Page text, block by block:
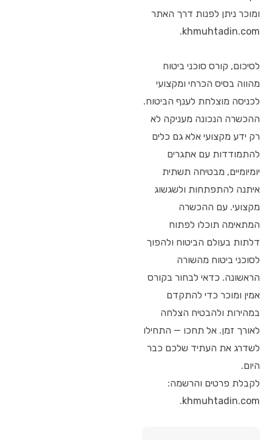
ומוכר ניתן לפנות דרך האתר
khmuhtadin.com.
לסיכום, קורס סוכני ביטוח
מהווה בסיס הכרחי ומקצועי
לכניסה מוצלחת לענף הביטוח.
ההכשרה הנכונה מעניקה לא
רק ידע מקצועי אלא גם כלים
להתמודדות עם אתגרים
יומיומיים, מבטיחה תשתית
איתנה להתפתחות ולשגשוג
מקצועי. עם ההכשרה
המתאימה תוכלו לפתוח
דלתות בעולם הביטוח ולהפוך
לסוכני ביטוח מהשורה
הראשונה. כדאי לבחור בקורס
אמין ומוכר כדי להתקדם
במהירות ולהבטיח הצלחה
לאורך זמן. אל תחכו — התחילו
לשדרג את העתיד שלכם כבר
היום.
לקבלת פרטים והרשמה:
khmuhtadin.com.